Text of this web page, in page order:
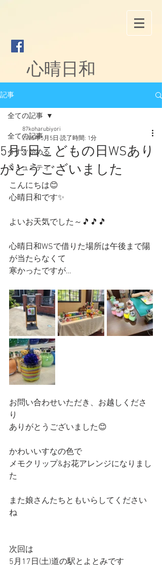
心晴日和
記事
全ての記事
今すぐ始める
コミュニティ
全ての記事
5月5日こどもの日WSあり
がとうございました
87koharubiyori
2025年5月5日 読了時間: 1分
こんにちは😊
心晴日和です✨️
よいお天気でした～🎵🎵🎵
心晴日和WSで借りた場所は午後まで陽
が当たらなくて
寒かったですが…
お問い合わせいただき、お越しくださ
り
ありがとうございました😊
かわいいすなの色で
メモクリップ&お花アレンジになりまし
た
また娘さんたちともいらしてください
ね
次回は
5月17日(土)道の駅とよとみです